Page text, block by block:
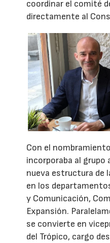
coordinar el comité
directamente al
Con el
incorporaba al grupo
nueva estructura de
en los
y Comunicación,
Expansión.
se convierte en
del Trópico, cargo